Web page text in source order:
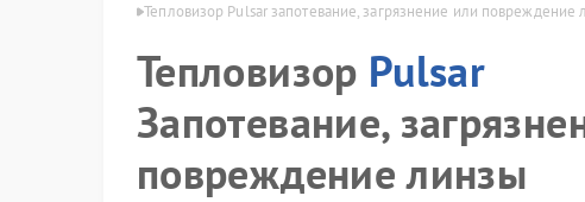
Pulsar в Москве Тепловизор Pulsar запотевание, загрязнение или повреждение
Тепловизор Pulsar
Запотевание,
повреждение линзы